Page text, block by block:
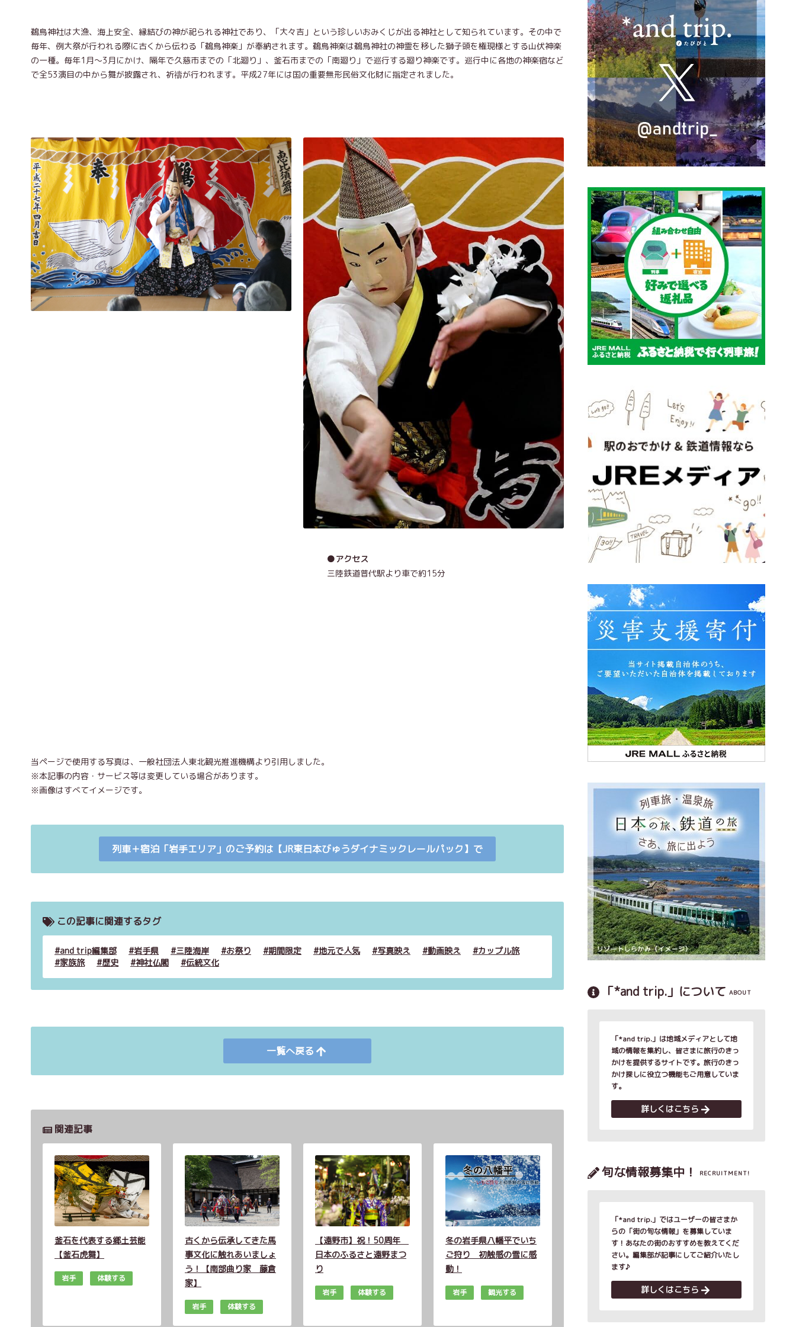
鵜鳥神社は大漁、海上安全、縁結びの神が祀られる神社であり、「大々吉」という珍しいおみくじが出る神社として知られています。その中で
毎年、例大祭が行われる際に古くから伝わる「鵜鳥神楽」が奉納されます。鵜鳥神楽は鵜鳥神社の神霊を移した獅子頭を権現様とする山伏神楽
の一種。毎年1月～3月にかけ、隔年で久慈市までの「北廻り」、釜石市までの「南廻り」で巡行する廻り神楽です。巡行中に各地の神楽宿など
で全53演目の中から舞が披露され、祈禱が行われます。平成27年には国の重要無形民俗文化財に指定されました。
●アクセス
三陸鉄道普代駅より車で約15分
当ページで使用する写真は、一般社団法人東北観光推進機構より引用しました。
※本記事の内容・サービス等は変更している場合があります。
※画像はすべてイメージです。
列車＋宿泊「岩手エリア」のご予約は【JR東日本びゅうダイナミックレールパック】で
この記事に関連するタグ
and trip編集部 岩手県 三陸海岸 お祭り 期間限定 地元で人気 写真映え 動画映え
カップル旅
家族旅
歴史 神社仏閣 伝統文化
一覧へ戻る
関連記事
釜石を代表する郷土芸能
【釜石虎舞】
岩手 体験する
古くから伝承してきた馬
事文化に触れあいましょ
う！【南部曲り家 藤倉
家】
岩手 体験する
【遠野市】祝！50周年
日本のふるさと遠野まつ
り
岩手 体験する
冬の岩手県八幡平でいち
ご狩り 初触感の雪に感
動！
岩手 観光する
「*and trip.」について ABOUT
「*and trip.」は地域メディアとして地
域の情報を集約し、皆さまに旅行のきっ
かけを提供するサイトです。旅行のきっ
かけ探しに役立つ機能もご用意していま
す。
詳しくはこちら
旬な情報募集中！ RECRUITMENT!
「*and trip.」ではユーザーの皆さまか
らの「街の旬な情報」を募集していま
す！あなたの街のおすすめを教えてくだ
さい。編集部が記事にしてご紹介いたし
ます♪
詳しくはこちら